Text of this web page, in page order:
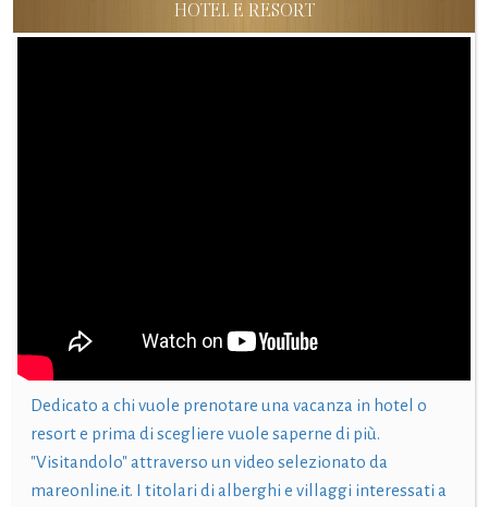
HOTEL E RESORT
Dedicato a chi vuole prenotare una vacanza in hotel o
resort e prima di scegliere vuole saperne di più.
"Visitandolo" attraverso un video selezionato da
mareonline.it. I titolari di alberghi e villaggi interessati a